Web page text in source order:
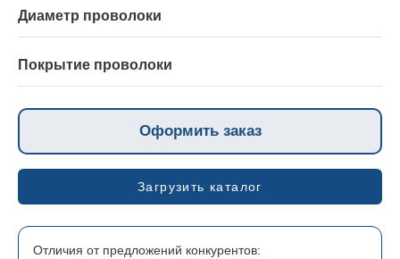
Производственных зон и участков аэропортов.
Промышленных предприятий, школ, детских площадок,
Диаметр проволоки
Диаметр горизонтальной проволоки H (2,8 мм, 3 мм, 4 мм)
Диаметр вертикальной проволоки V (2,8 мм, 3 мм, 4 мм)
Покрытие проволоки
Горячее цинкование и порошковая краска (Zn / Zn AL + Pes
(полиэстер)).
Оформить заказ
Загрузить каталог
Отличия от предложений конкурентов: